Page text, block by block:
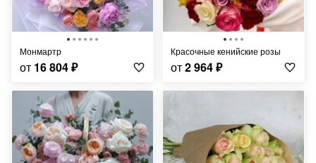
Монмартр
от 16 804₽
Красочные кенийские розы
от2 964₽